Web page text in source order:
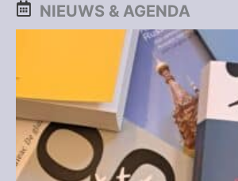
NIEUWS & AGENDA